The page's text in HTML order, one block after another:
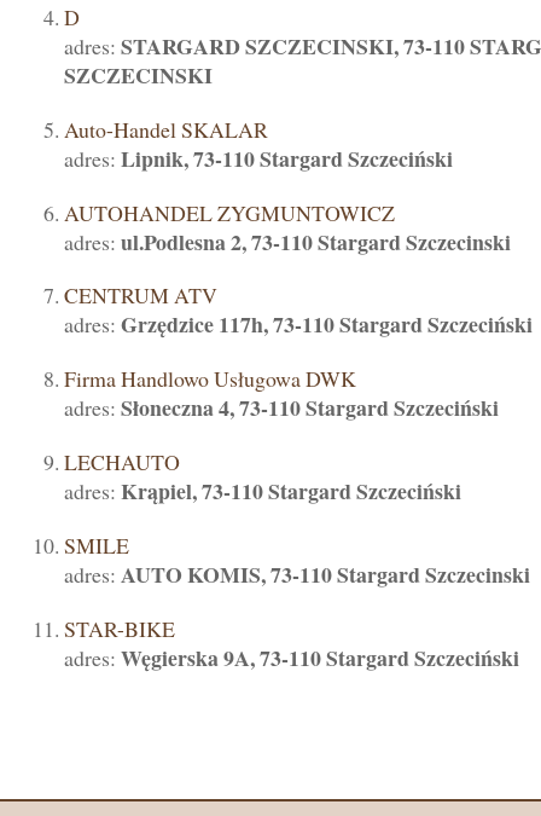
D
adres: STARGARD SZCZECINSKI, 73-110
SZCZECINSKI
Auto-Handel SKALAR
adres: Lipnik, 73-110 Stargard Szczeciński
AUTOHANDEL ZYGMUNTOWICZ
adres: ul.Podlesna 2, 73-110 Stargard Szczecinski
CENTRUM ATV
adres: Grzędzice 117h, 73-110 Stargard Szczeciński
Firma Handlowo Usługowa DWK
adres: Słoneczna 4, 73-110 Stargard Szczeciński
LECHAUTO
adres: Krąpiel, 73-110 Stargard Szczeciński
SMILE
adres: AUTO KOMIS, 73-110 Stargard Szczecinski
STAR-BIKE
adres: Węgierska 9A, 73-110 Stargard Szczeciński